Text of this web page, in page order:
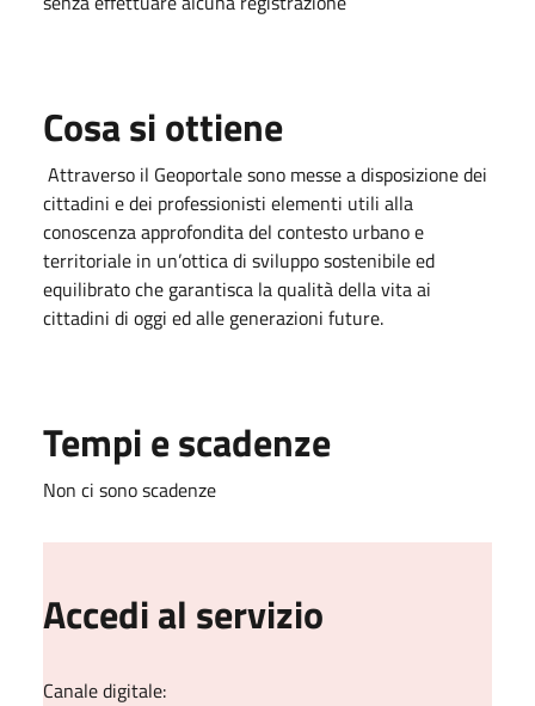
Cosa si ottiene
Attraverso il Geoportale sono messe a disposizione dei
cittadini e dei professionisti elementi utili alla
conoscenza approfondita del contesto urbano e
territoriale in un’ottica di sviluppo sostenibile ed
equilibrato che garantisca la qualità della vita ai
cittadini di oggi ed alle generazioni future.
Tempi e scadenze
Non ci sono scadenze
Accedi al servizio
Canale digitale: